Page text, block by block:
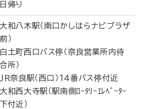
日帰り
大和八木駅（南口かしはらナビプラザ
前）
白土町西口バス停（奈良営業所内待
合所）
ＪＲ奈良駅（西口）１４番バス停付近
大和西大寺駅（駅南側ﾛｰﾀﾘｰｴﾚﾍﾞｰﾀｰ
下付近）